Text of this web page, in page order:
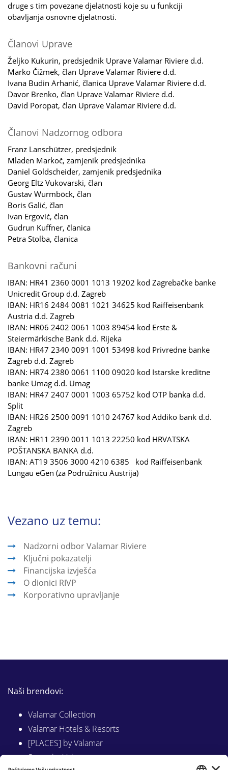
druge s tim povezane djelatnosti koje su u funkciji
obavljanja osnovne djelatnosti.
Članovi Uprave
Željko Kukurin, predsjednik Uprave Valamar Riviere d.d.
Marko Čižmek, član Uprave Valamar Riviere d.d.
Ivana Budin Arhanić, članica Uprave Valamar Riviere d.d.
Davor Brenko, član Uprave Valamar Riviere d.d.
David Poropat, član Uprave Valamar Riviere d.d.
Članovi Nadzornog odbora
Franz Lanschützer, predsjednik
Mladen Markoč, zamjenik predsjednika
Daniel Goldscheider, zamjenik predsjednika
Georg Eltz Vukovarski, član
Gustav Wurmböck, član
Boris Galić, član
Ivan Ergović, član
Gudrun Kuffner, članica
Petra Stolba, članica
Bankovni računi
IBAN: HR41 2360 0001 1013 19202 kod Zagrebačke banke
Unicredit Group d.d. Zagreb
IBAN: HR16 2484 0081 1021 34625 kod Raiffeisenbank
Austria d.d. Zagreb
IBAN: HR06 2402 0061 1003 89454 kod Erste &
Steiermärkische Bank d.d. Rijeka
IBAN: HR47 2340 0091 1001 53498 kod Privredne banke
Zagreb d.d. Zagreb
IBAN: HR74 2380 0061 1100 09020 kod Istarske kreditne
banke Umag d.d. Umag
IBAN: HR47 2407 0001 1003 65752 kod OTP banka d.d.
Split
IBAN: HR26 2500 0091 1010 24767 kod Addiko bank d.d.
Zagreb
IBAN: HR11 2390 0011 1013 22250 kod HRVATSKA
POŠTANSKA BANKA d.d.
IBAN: AT19 3506 3000 4210 6385 kod Raiffeisenbank
Lungau eGen (za Podružnicu Austrija)​
Vezano uz temu:
Nadzorni odbor Valamar Riviere
Ključni pokazatelji
Financijska izvješća
O dionici RIVP
Korporativno upravljanje
Naši brendovi:
Valamar Collection
Valamar Hotels & Resorts
[PLACES] by Valamar
Sunny by Valamar